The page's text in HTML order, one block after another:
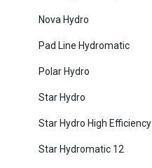
Nova Hydro
Pad Line Hydromatic
Polar Hydro
Star Hydro
Star Hydro High Efficiency
Star Hydromatic 12